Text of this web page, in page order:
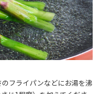
フライパンなどにお湯を沸